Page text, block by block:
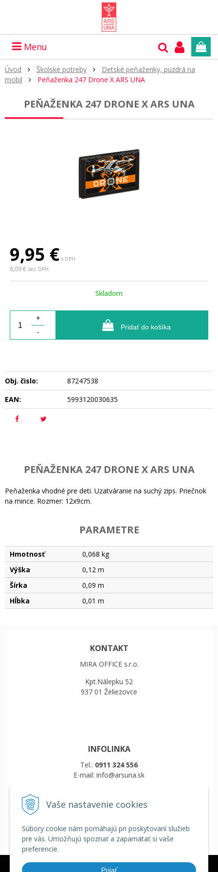
Vaše nastavenie cookies
Súbory cookie nám pomáhajú pri poskytovaní služieb
pre vás. Umožňujú spoznať a zapamätať si vaše
preferencie.
Prijať
Menu
Úvod Školské potreby
Detské peňaženky, puzdrá na
mobil
Peňaženka 247 Drone X ARS UNA
PEŇAŽENKA 247 DRONE X ARS UNA
9,95 € s DPH
8,09 € bez DPH
Skladom
+
-
Pridať do košíka
Obj. čislo:
87247538
EAN:
5993120030635
PEŇAŽENKA 247 DRONE X ARS UNA
Peňaženka vhodné pre deti. Uzatváranie na suchý zips. Priečnok
na mince. Rozmer: 12x9cm.
PARAMETRE
Hmotnosť
0,068 kg
Výška
0,12 m
Šírka
0,09 m
Hĺbka
0,01 m
KONTAKT
MIRA OFFICE s.r.o.
Kpt.Nálepku 52
937 01 Želiezovce
INFOLINKA
Tel.: 0911 324 556
E-mail: info@arsuna.sk
VŠETKO O NÁKUPE
Reklamačný poriadok
Doprava a platba
Veľkoobchod
Tieto internetové stránky používajú k poskytovaniu služieb,